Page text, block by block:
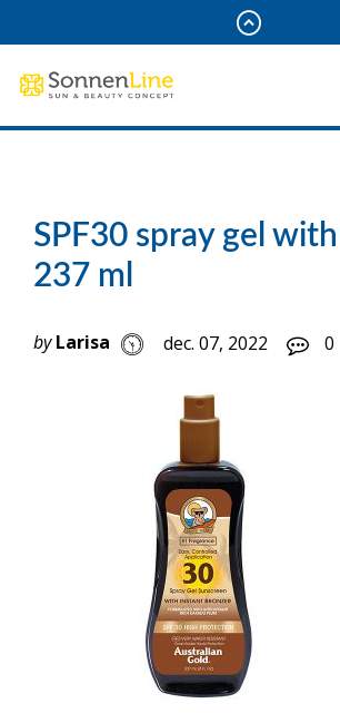
SPF30 spray gel
237 ml
by Larisa dec. 07, 2022 0